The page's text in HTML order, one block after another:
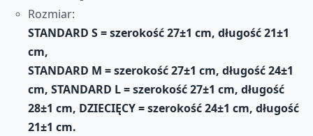
Rozmiar:
STANDARD S = szerokość 27±1 cm, długość 21±1
cm,
STANDARD M = szerokość 27±1 cm, długość24±1
cm, STANDARD L = szerokość 27±1 cm, długość
28±1 cm, DZIECIĘCY = szerokość 24±1 cm, długość
21±1 cm.